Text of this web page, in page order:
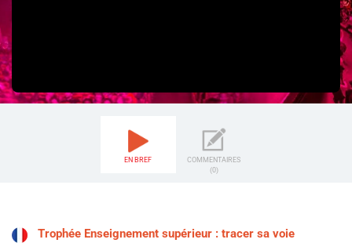
EN BREF
COMMENTAIRES
(0)
Trophée Enseignement supérieur : tracer sa voie